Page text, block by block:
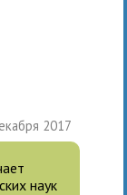
2017
наук